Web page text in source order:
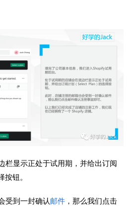
栏显示正处于试用期，并给出订阅
按钮。
受到一封确认邮件 ，那么我们点击